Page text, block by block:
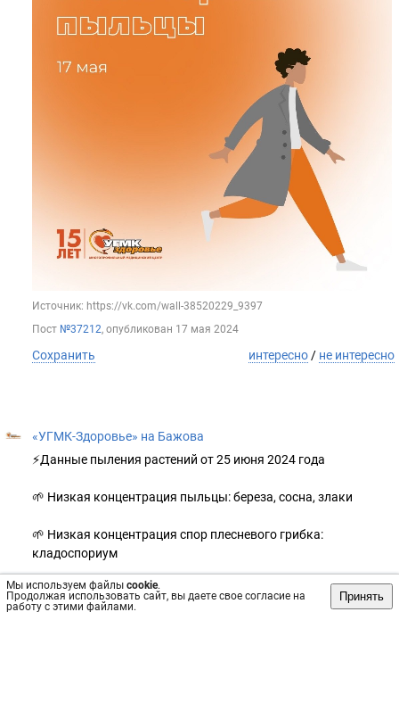
Мы используем файлы cookie.
Продолжая использовать сайт, вы даете свое согласие на
работу с этими файлами.
Принять
Источник: https://vk.com/wall-38520229_9397
Пост №37212, опубликован 17 мая 2024
Сохранить интересно / не интересно
«УГМК-Здоровье» на Бажова
⚡️Данные пыления растений от 25 июня 2024 года
🌱 Низкая концентрация пыльцы: береза, сосна, злаки
🌱 Низкая концентрация спор плесневого грибка:
кладоспориум
#мониторинг_пыльцы